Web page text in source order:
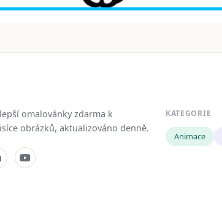
omalovánky zdarma k
obrázků, aktualizováno denně.
KATEGORIE
Animace